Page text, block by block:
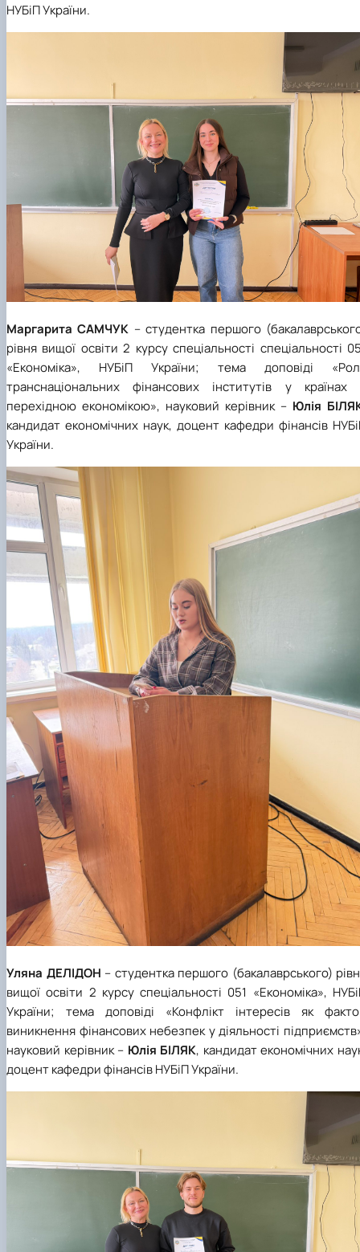
НУБіП України.
Маргарита САМЧУК – студентка першого
рівня вищої освіти 2 курсу спеціальності спеціальності
«Економіка», НУБіП України; тема доповіді
транснаціональних фінансових інститутів у країнах
перехідною економікою», науковий керівник – Юлія
кандидат економічних наук, доцент кафедри фінансів
України.
Уляна ДЕЛІДОН – студентка першого (бакалаврського)
вищої освіти 2 курсу спеціальності 051 «Економіка»,
України; тема доповіді «Конфлікт інтересів як
виникнення фінансових небезпек у діяльності
науковий керівник – Юлія БІЛЯК, кандидат економічних
доцент кафедри фінансів НУБіП України.